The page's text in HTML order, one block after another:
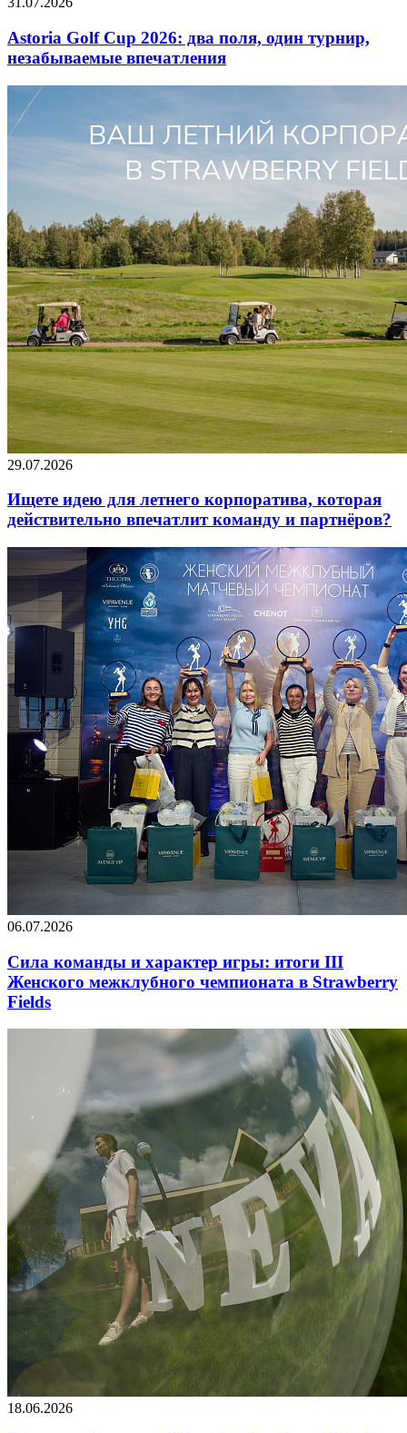
Astoria Golf Cup 2026: два поля, один турнир,
незабываемые впечатления
29.07.2026
Ищете идею для летнего корпоратива, которая
действительно впечатлит команду и партнёров?
06.07.2026
Сила команды и характер игры: итоги III
Женского межклубного чемпионата в Strawberry
Fields
18.06.2026